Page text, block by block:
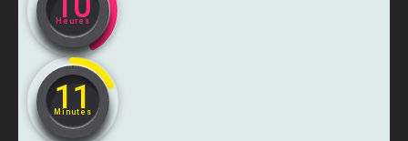
Heures
11
Minutes